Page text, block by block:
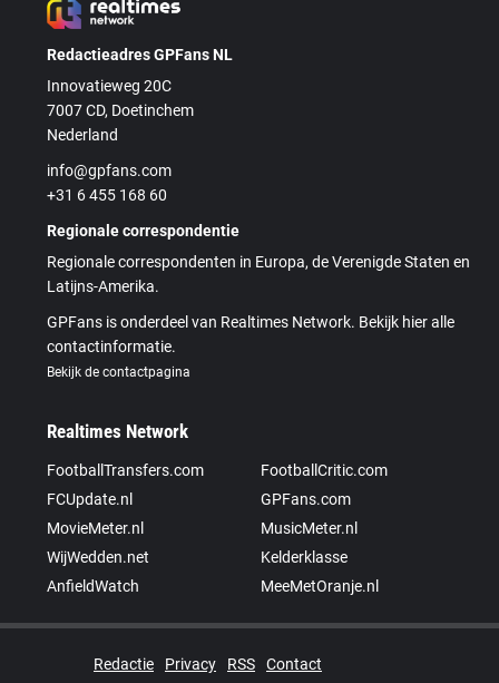
Redactieadres GPFans NL
Innovatieweg 20C
7007 CD, Doetinchem
Nederland
info@gpfans.com
+31 6 455 168 60
Regionale correspondentie
Regionale correspondenten in Europa, de Verenigde Staten en
Latijns-Amerika.
GPFans is onderdeel van Realtimes Network. Bekijk hier alle
contactinformatie.
Bekijk de contactpagina
Realtimes Network
FootballTransfers.com
FootballCritic.com
FCUpdate.nl
GPFans.com
MovieMeter.nl
MusicMeter.nl
WijWedden.net
Kelderklasse
AnfieldWatch
MeeMetOranje.nl
Redactie Privacy RSS
Contact